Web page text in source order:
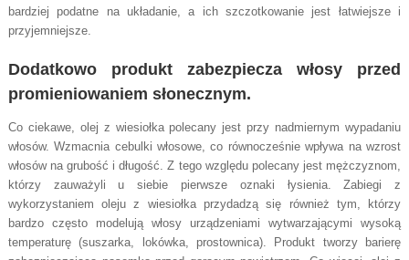
bardziej podatne na układanie, a ich szczotkowanie jest łatwiejsze i
przyjemniejsze.
Dodatkowo produkt zabezpiecza włosy przed
promieniowaniem słonecznym.
Co ciekawe, olej z wiesiołka polecany jest przy nadmiernym wypadaniu
włosów. Wzmacnia cebulki włosowe, co równocześnie wpływa na wzrost
włosów na grubość i długość. Z tego względu polecany jest mężczyznom,
którzy zauważyli u siebie pierwsze oznaki łysienia. Zabiegi z
wykorzystaniem oleju z wiesiołka przydadzą się również tym, którzy
bardzo często modelują włosy urządzeniami wytwarzającymi wysoką
temperaturę (suszarka, lokówka, prostownica). Produkt tworzy barierę